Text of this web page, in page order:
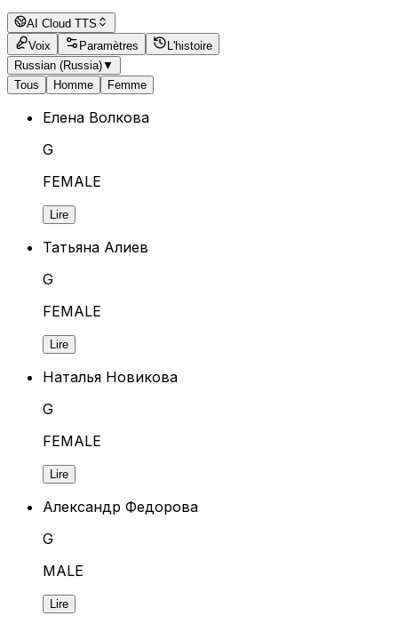
AI Cloud TTS
Voix
Paramètres
L'histoire
Russian (Russia)▼
Tous
Homme Femme
Елена Волкова
G
FEMALE
Lire
Татьяна Алиев
G
FEMALE
Lire
Наталья Новикова
G
FEMALE
Lire
Александр Федорова
G
MALE
Lire